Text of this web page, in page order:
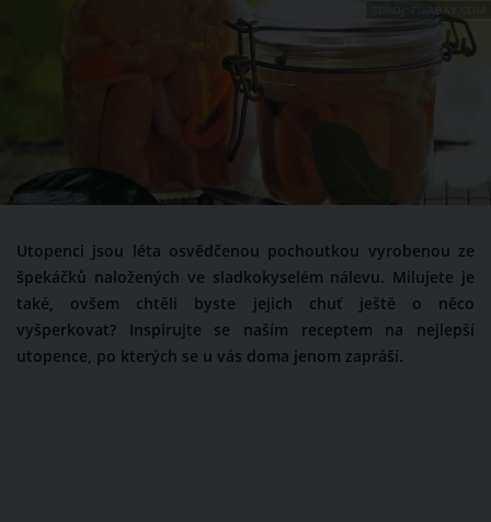
ZDROJ: PIXABAY.COM
Utopenci jsou léta osvědčenou pochoutkou vyrobenou ze
špekáčků naložených ve sladkokyselém nálevu. Milujete je
také, ovšem chtěli byste jejich chuť ještě o něco
vyšperkovat? Inspirujte se naším receptem na nejlepší
utopence, po kterých se u vás doma jenom zapráší.